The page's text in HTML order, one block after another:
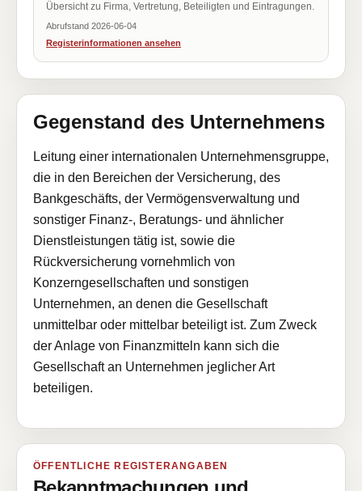
Übersicht zu Firma, Vertretung, Beteiligten und Eintragungen.
Abrufstand 2026-06-04
Registerinformationen ansehen
Gegenstand des Unternehmens
Leitung einer internationalen Unternehmensgruppe,
die in den Bereichen der Versicherung, des
Bankgeschäfts, der Vermögensverwaltung und
sonstiger Finanz-, Beratungs- und ähnlicher
Dienstleistungen tätig ist, sowie die
Rückversicherung vornehmlich von
Konzerngesellschaften und sonstigen
Unternehmen, an denen die Gesellschaft
unmittelbar oder mittelbar beteiligt ist. Zum Zweck
der Anlage von Finanzmitteln kann sich die
Gesellschaft an Unternehmen jeglicher Art
beteiligen.
ÖFFENTLICHE REGISTERANGABEN